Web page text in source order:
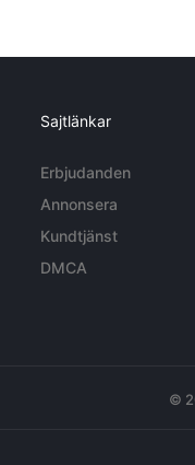
Sajtlänkar
Erbjudanden
Annonsera
Kundtjänst
DMCA
©